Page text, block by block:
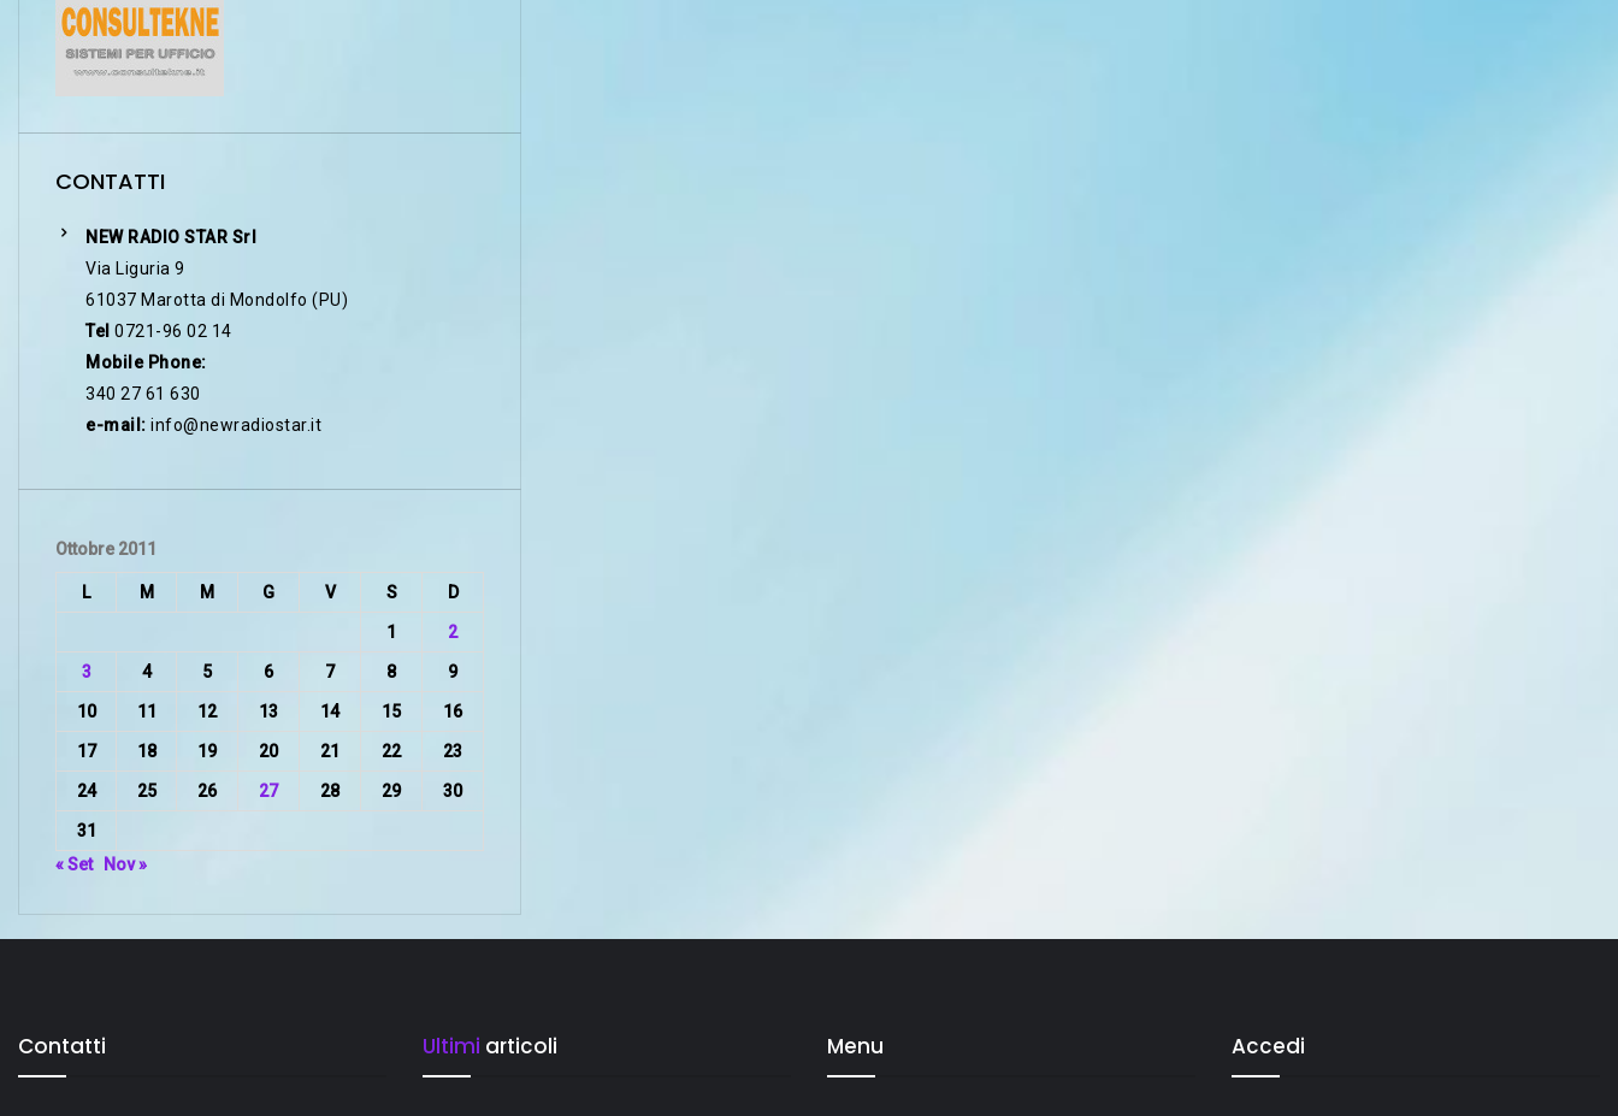
CONTATTI
NEW RADIO STAR Srl
Via Liguria 9
61037 Marotta di Mondolfo (PU)
Tel 0721-96 02 14
Mobile Phone:
340 27 61 630
e-mail: info@newradiostar.it
Ottobre 2011
L M M G V S D
1 2
3 4 5 6 7 8 9
10 11 12 13 14 15 16
17 18 19 20 21 22 23
24 25 26 27 28 29 30
31
« Set
Nov »
Contatti Ultimi articoli Menu Accedi